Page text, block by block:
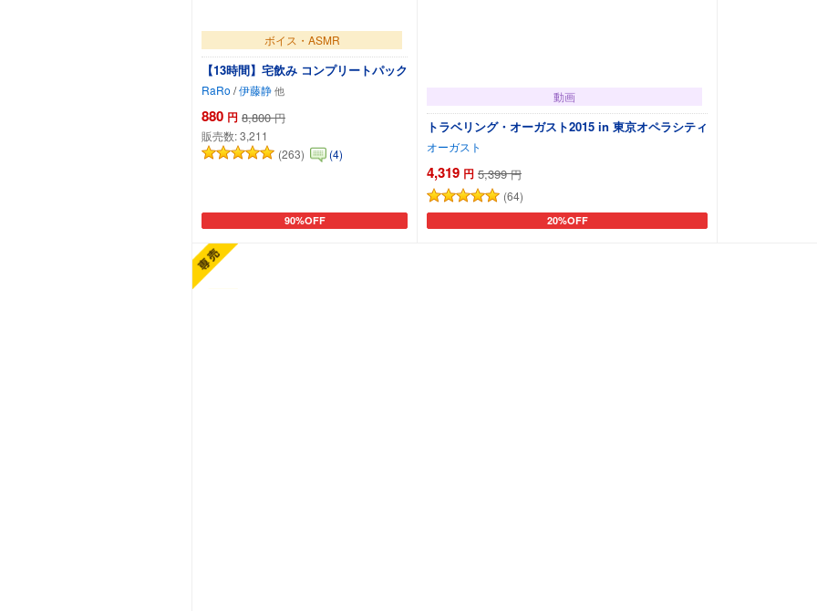
ボイス・ASMR
【13時間】宅飲み コンプリートパック
RaRo /伊藤静
880 円 8,800 円
販売数:3,211
(263)
(4)
90%OFF
カートに追加
動画
トラベリング・オーガスト2015 in 東京オペラシティ
オーガスト
4,319 円 5,399 円
(64)
20%OFF
カートに追加